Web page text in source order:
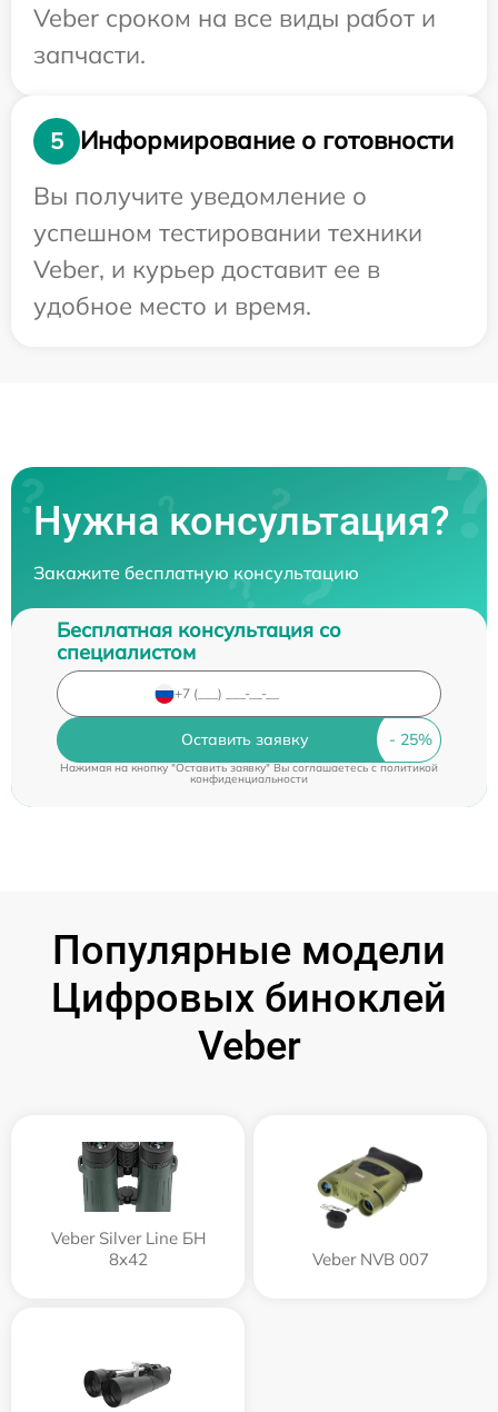
Veber сроком на все виды работ и
запчасти.
5
Информирование о готовности
Вы получите уведомление о
успешном тестировании техники
Veber, и курьер доставит ее в
удобное место и время.
Нужна консультация?
Закажите бесплатную консультацию
Бесплатная консультация со
специалистом
Оставить заявку
Нажимая на кнопку "Оставить заявку" Вы соглашаетесь cполитикой
конфиденциальности
Популярные модели
Цифровых биноклей
Veber
Veber Silver Line БН
8x42
Veber NVB 007